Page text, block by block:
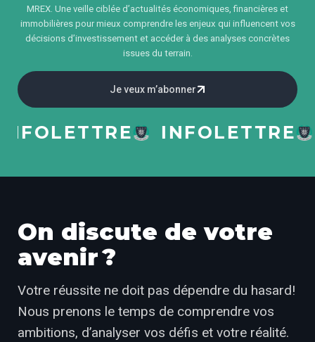
MREX. Une veille ciblée d’actualités économiques, financières et
immobilières pour mieux comprendre les enjeux qui influencent vos
décisions d’investissement et accéder à des analyses concrètes
issues du terrain.
Je veux m’abonner
INFOLETTRE
On discute de votre
avenir ?
Votre réussite ne doit pas dépendre du hasard!
Nous prenons le temps de comprendre vos
ambitions, d’analyser vos défis et votre réalité.